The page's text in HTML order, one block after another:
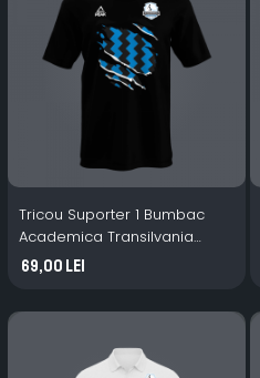
Tricou Suporter 1 Bumbac
Academica Transilvania
negru
69,00 Lei